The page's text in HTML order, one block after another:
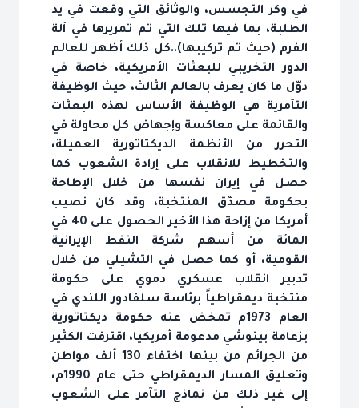
في وكر التجسس، والوثائق التي وقعت في يد
الطلبة، بما فيها تلك التي تم تمريرها في آلة
الفرم (حيث تم تركيبها)..كل ذلك أظهر للعالم
الدور التخريبي للبعثات الأمريكية، خاصة في
دوّل ما كان يعرف بالعالم الثالث، حيث الوظيفة
التآمرية هي الوظيفة الأساس لهذه البعثات
والقائمة على معاكسة وإجهاض كل محاولة في
التحرر من الأنظمة الديكتاتورية العميلة،
والتخطيط للانقلاب على إرادة الشعوب كما
حصل في إيران نفسها من خلال الإطاحة
بحكومة مصدّق المنتخبة، وقد كان نصيب
أمريكا من إزاحة هذا الأخير الحصول على 40 في
المائة من أسهم شركة النفط الإيرانية
القومية، أو كما حصل في التشيلي من خلال
تدبير انقلاب عسكري دموي على حكومة
منتخبة ديمقراطياً برئاسة سلفادور اللندي في
العام 1973م تمخض عنه حكومة ديكتاتورية
بزعامة بينوشي مدعومة أمريكيا، اقترفت الكثير
من الجرائم من بينها اختفاء 130 ألف مواطن
وتعليق المسار الديمقراطي حتى عام 1990م،
إلى غير ذلك من نماذج التآمر على الشعوب